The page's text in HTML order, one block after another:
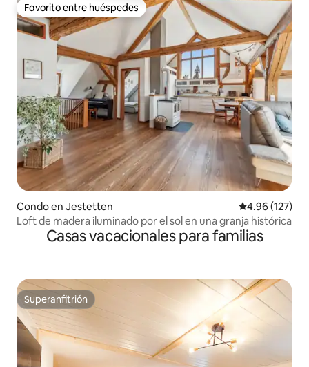
Favorito entre huéspedes
Favorito entre huéspedes
Condo en Jestetten Calificación
4.96 (127)
Loft de madera iluminado por el sol en una granja histórica
Casas vacacionales para familias
Superanfitrión
Superanfitrión